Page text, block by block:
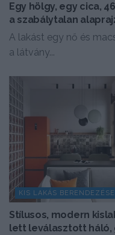
Egy hölgy, egy cica,
a szabálytalan
A lakást egy nő és
a látvány...
KIS LAKÁS BERENDEZÉSE
Stílusos, modern
lett leválasztott